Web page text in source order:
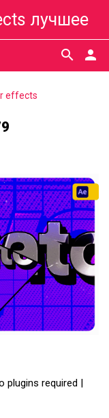
лучшее
person
search
effects
plugins required |